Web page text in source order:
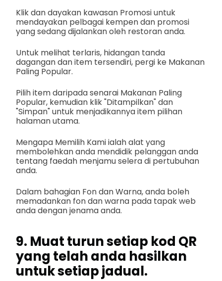
Klik dan dayakan kawasan Promosi untuk
mendayakan pelbagai kempen dan promosi
yang sedang dijalankan oleh restoran anda.
Untuk melihat terlaris, hidangan tanda
dagangan dan item tersendiri, pergi ke Makanan
Paling Popular.
Pilih item daripada senarai Makanan Paling
Popular, kemudian klik "Ditampilkan" dan
"Simpan" untuk menjadikannya item pilihan
halaman utama.
Mengapa Memilih Kami ialah alat yang
membolehkan anda mendidik pelanggan anda
tentang faedah menjamu selera di pertubuhan
anda.
Dalam bahagian Fon dan Warna, anda boleh
memadankan fon dan warna pada tapak web
anda dengan jenama anda.
9. Muat turun setiap kod QR
yang telah anda hasilkan
untuk setiap jadual.